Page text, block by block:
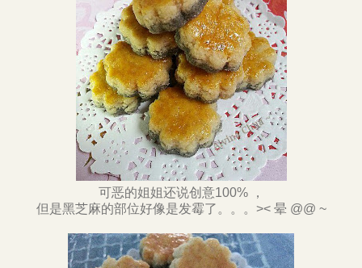
可恶的姐姐还说创意100% ，
但是黑芝麻的部位好像是发霉了。。。>< 晕 @@ ~